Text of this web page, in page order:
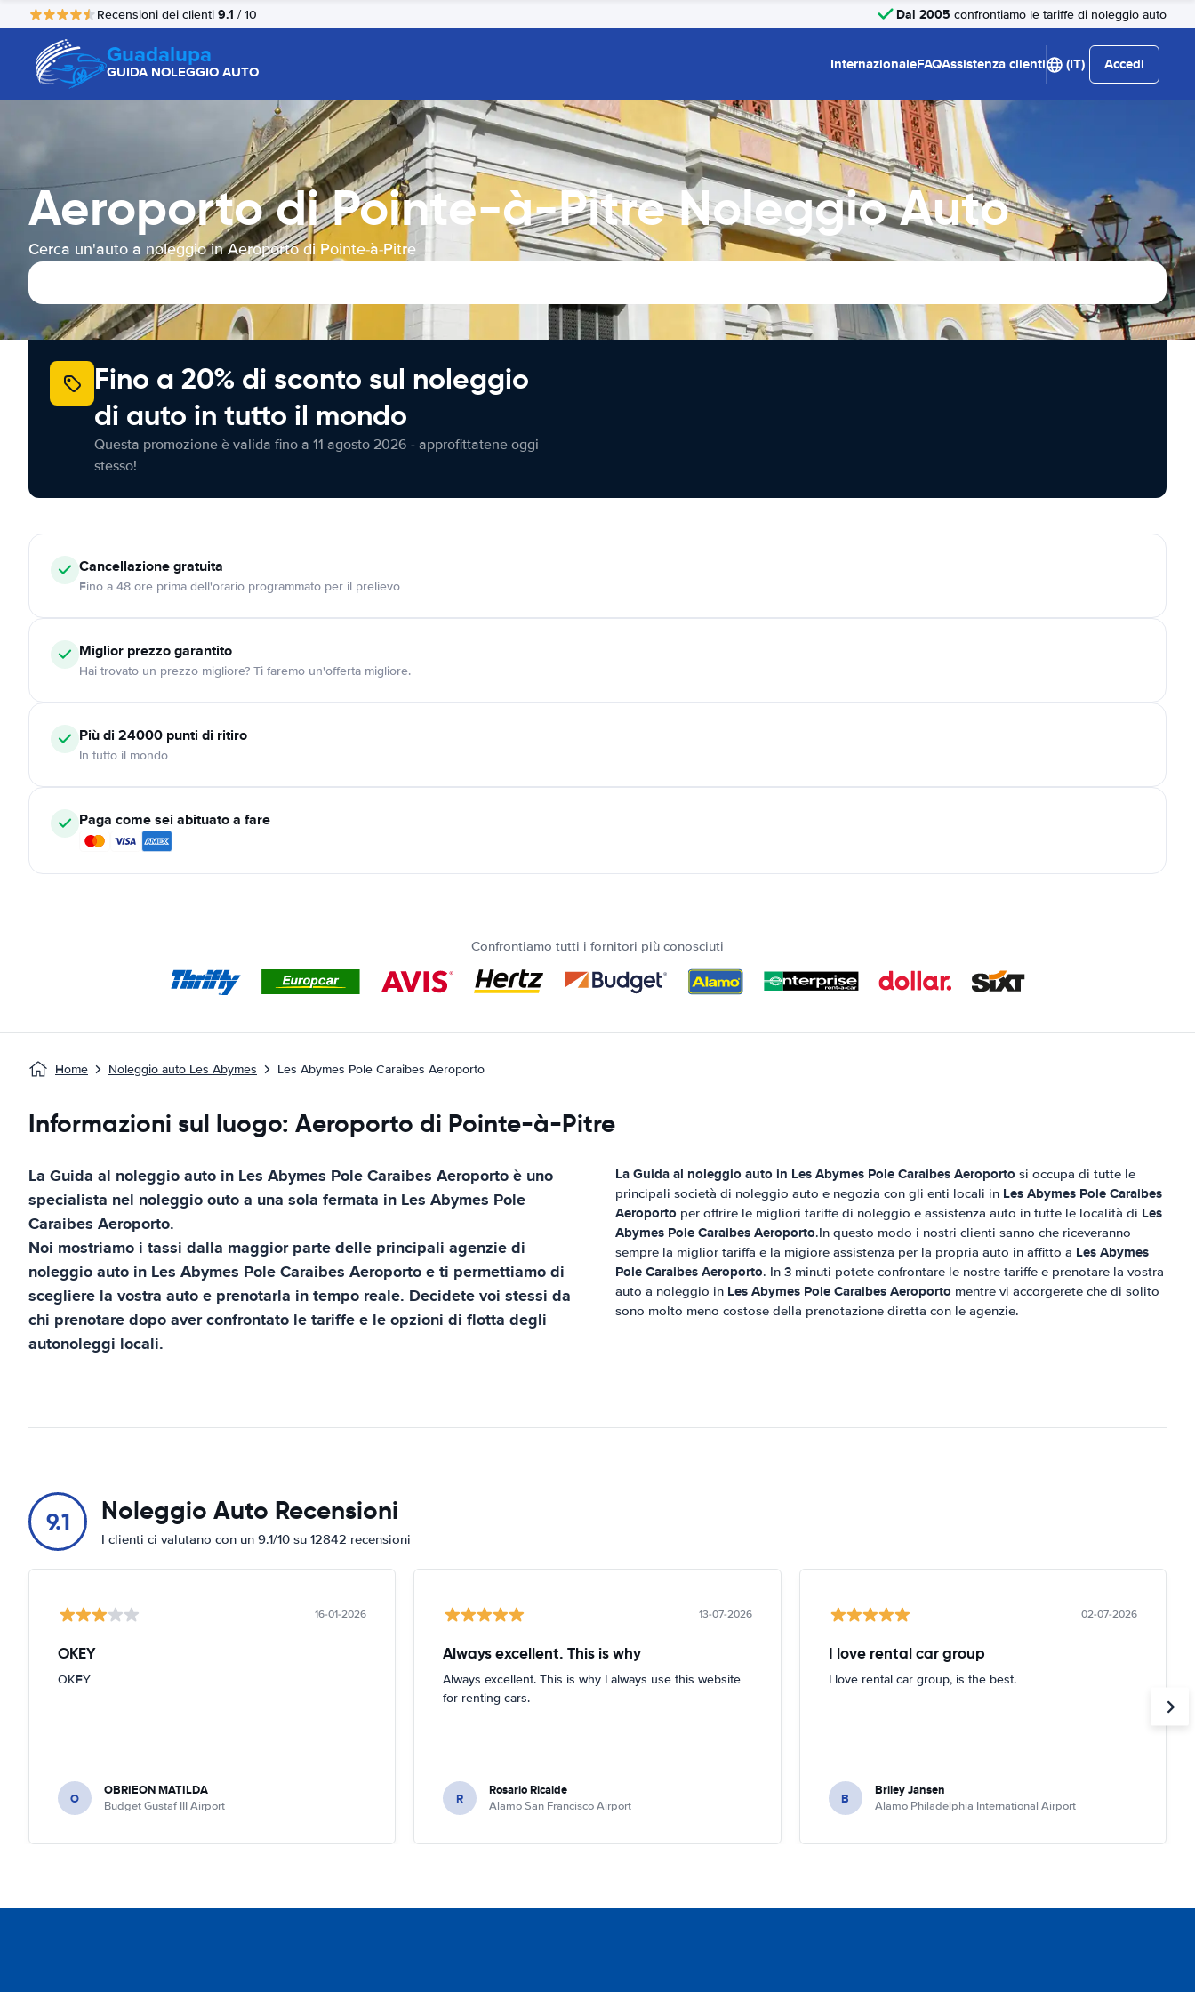
Recensioni dei clienti 9.1 / 10 Dal 2005 confrontiamo le tariffe di noleggio auto
Guadalupa
GUIDA NOLEGGIO AUTO InternazionaleFAQAssistenza clienti (IT) Accedi
Aeroporto di Pointe-à-Pitre Noleggio Auto
Cerca un'auto a noleggio in Aeroporto di Pointe-à-Pitre
Fino a 20% di sconto sul noleggio
di auto in tutto il mondo
Questa promozione è valida fino a 11 agosto 2026 - approfittatene oggi
stesso!
Cancellazionegratuita
Fino a 48 ore prima dell'orario programmato per il prelievo
Miglior prezzo garantito
Hai trovato un prezzo migliore? Ti faremo un'offerta migliore.
Più di 24000 punti di ritiro
In tutto il mondo
Paga come sei abituato a fare
Confrontiamo tutti i fornitori più conosciuti
Home Noleggio auto Les Abymes Les Abymes Pole Caraibes Aeroporto
Informazioni sul luogo: Aeroporto di Pointe-à-Pitre
La Guida al noleggio auto in Les Abymes Pole Caraibes Aeroportoè uno
specialista nel noleggio outo a una sola fermata in Les Abymes Pole
Caraibes Aeroporto.
Noi mostriamo i tassi dalla maggior parte delle principali agenzie di
noleggio auto in Les Abymes Pole Caraibes Aeroportoe ti permettiamo di
scegliere la vostra auto e prenotarla in tempo reale. Decidete voi stessi da
chi prenotare dopo aver confrontato le tariffe e le opzioni di flotta degli
autonoleggi locali.
La Guida al noleggio auto in Les Abymes Pole Caraibes Aeroporto si occupa di tutte le
principali società di noleggio auto e negozia con gli enti locali in Les Abymes Pole Caraibes
Aeroporto per offrire le migliori tariffe di noleggio e assistenza auto in tutte le località di Les
Abymes Pole Caraibes Aeroporto.In questo modo i nostri clienti sanno che riceveranno
sempre la miglior tariffa e la migiore assistenza per la propria auto in affitto a Les Abymes
Pole Caraibes Aeroporto. In 3 minuti potete confrontare le nostre tariffe e prenotare la vostra
auto a noleggio in Les Abymes Pole Caraibes Aeroporto mentre vi accorgerete che di solito
sono molto meno costose della prenotazione diretta con le agenzie.
9.1 Noleggio Auto Recensioni
I clienti ci valutano con un 9.1/10 su 12842 recensioni
16-01-2026
OKEY
OKEY
O OBRIEON MATILDA
Budget Gustaf III Airport
13-07-2026
Always excellent. This is why
Always excellent. This is why I always use this website
for renting cars.
R Rosario Ricalde
Alamo San Francisco Airport
02-07-2026
I love rental car group
I love rental car group, is the best.
B Briley Jansen
Alamo Philadelphia International Airport